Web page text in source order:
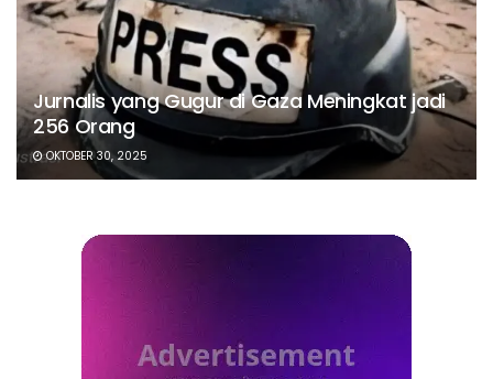
Jurnalis yang Gugur di Gaza Meningkat jadi
256 Orang
OKTOBER 30, 2025